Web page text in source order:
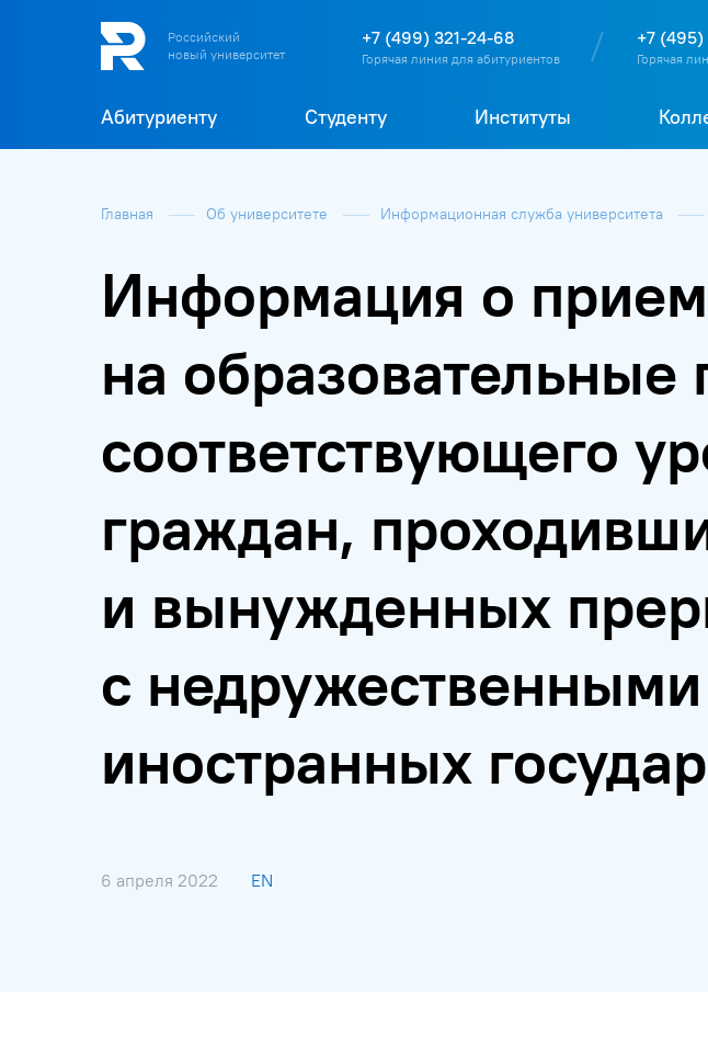
Российский
новый университет
+7 (499) 321-24-68
Горячая линия для абитуриентов
+7 (495)
Горячая
Абитуриенту Студенту Институты
Главная Об университете Информационная служба университета
Информация о
на
соответствующего
граждан,
и вынужденных
с
иностранных
6 апреля 2022 EN